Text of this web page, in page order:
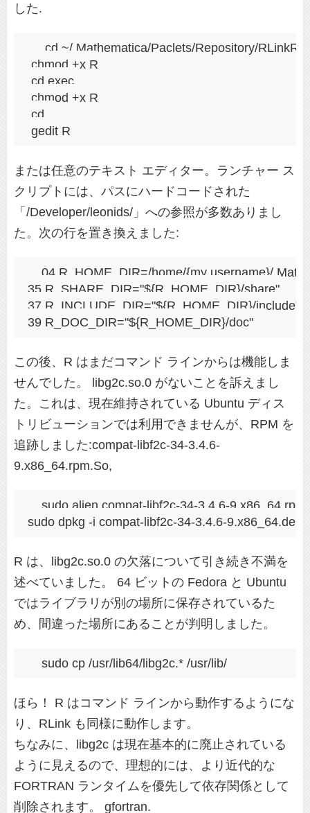
した.
cd ~/.Mathematica/Paclets/Repository/
chmod +x R
cd exec
chmod +x R
cd ..
gedit R
または任意のテキスト エディター。ランチャー ス
クリプトには、パスにハードコードされた
「/Developer/leonids/」への参照が多数ありまし
た。次の行を置き換えました:
04 R_HOME_DIR=/home/{my username}/
35 R_SHARE_DIR="${R_HOME_DIR}/share"
37 R_INCLUDE_DIR="${R_HOME_DIR}/include"
39 R_DOC_DIR="${R_HOME_DIR}/doc"
この後、R はまだコマンド ラインからは機能しま
せんでした。 libg2c.so.0 がないことを訴えまし
た。これは、現在維持されている Ubuntu ディス
トリビューションでは利用できませんが、RPM を
追跡しました:compat-libf2c-34-3.4.6-
9.x86_64.rpm.So,
sudo alien compat-libf2c-34-3.4.6-9.x86_64.rpm
sudo dpkg -i compat-libf2c-34-3.4.6-9.x86_64.deb
R は、libg2c.so.0 の欠落について引き続き不満を
述べていました。 64 ビットの Fedora と Ubuntu
ではライブラリが別の場所に保存されているた
め、間違った場所にあることが判明しました。
sudo cp /usr/lib64/libg2c.* /usr/lib/
ほら！ R はコマンド ラインから動作するようにな
り、RLink も同様に動作します。
ちなみに、libg2c は現在基本的に廃止されている
ように見えるので、理想的には、より近代的な
FORTRAN ランタイムを優先して依存関係として
削除されます。 gfortran.